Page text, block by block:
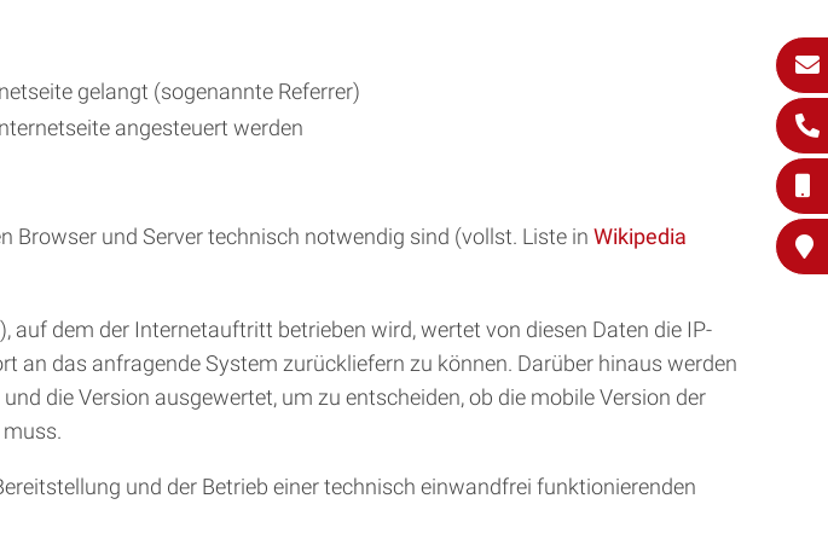
gelangt (sogenannte Referrer)
angesteuert werden
und Server technisch notwendig sind (vollst. Liste in Wikipedia
auf dem der Internetauftritt betrieben wird, wertet von diesen Daten die IP-
an das anfragende System zurückliefern zu können. Darüber hinaus werden
die Version ausgewertet, um zu entscheiden, ob die mobile Version der
und der Betrieb einer technisch einwandfrei funktionierenden